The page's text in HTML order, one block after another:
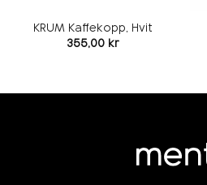
KRUM Kaffekopp, Hvit
355,00 kr